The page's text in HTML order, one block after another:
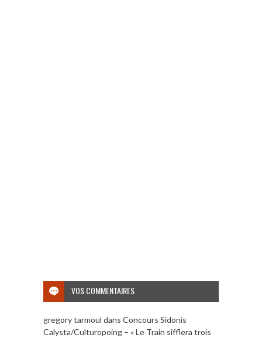
VOS COMMENTAIRES
gregory tarmoul dans Concours Sidonis
Calysta/Culturopoing – « Le Train sifflera trois